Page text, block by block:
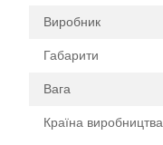
Виробник
Габарити
Вага
Країна виробництва